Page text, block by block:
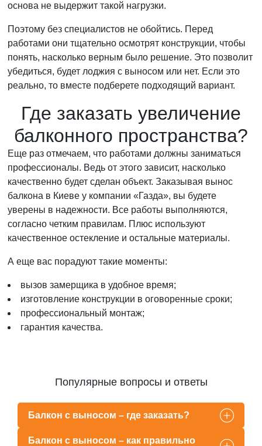
основа не выдержит такой нагрузки.
Поэтому без специалистов не обойтись. Перед
работами они тщательно осмотрят конструкции, чтобы
понять, насколько верным было решение. Это позволит
убедиться, будет лоджия с выносом или нет. Если это
реально, то вместе подберете подходящий вариант.
Где заказать увеличение
балконного пространства?
Еще раз отмечаем, что работами должны заниматься
профессионалы. Ведь от этого зависит, насколько
качественно будет сделан объект. Заказывая вынос
балкона в Киеве у компании «Газда», вы будете
уверены в надежности. Все работы выполняются,
согласно четким правилам. Плюс используют
качественное остекление и остальные материалы.
А еще вас порадуют такие моменты:
вызов замерщика в удобное время;
изготовление конструкции в оговоренные сроки;
профессиональный монтаж;
гарантия качества.
Популярные вопросы и ответы
Балкон с выносом – где заказать?
Балкон с выносом – как правильно